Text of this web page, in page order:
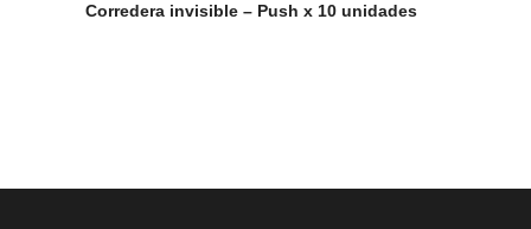
Corredera invisible – Push x 10 unidades